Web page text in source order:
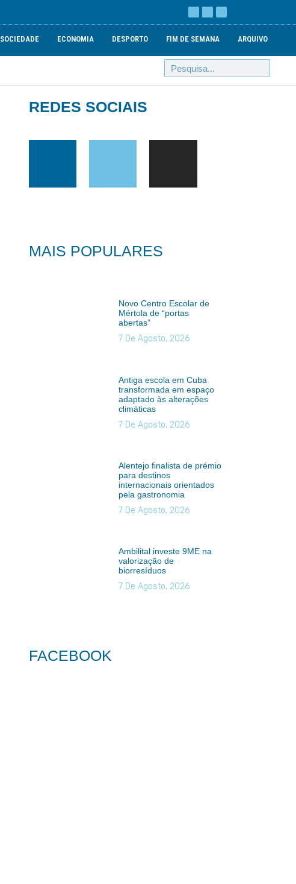
SOCIEDADE ECONOMIA DESPORTO FIM DE SEMANA ARQUIVO
REDES SOCIAIS
MAIS POPULARES
Novo Centro Escolar de
Mértola de “portas
abertas”
7 De Agosto, 2026
Antiga escola em Cuba
transformada em espaço
adaptado às alterações
climáticas
7 De Agosto, 2026
Alentejo finalista de prémio
para destinos
internacionais orientados
pela gastronomia
7 De Agosto, 2026
Ambilital investe 9ME na
valorização de
biorresíduos
7 De Agosto, 2026
FACEBOOK